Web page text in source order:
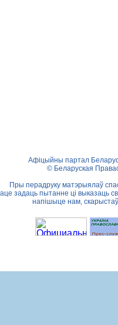
Афіцыйны партал
© Беларуская
Пры перадруку матэрыялаў
задаць пытанне ці выказаць
напішыце нам,